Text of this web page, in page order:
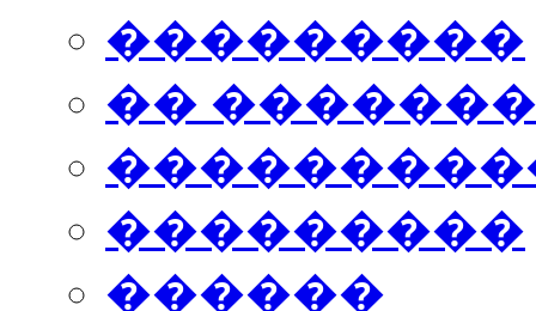
���������
��
���������
������